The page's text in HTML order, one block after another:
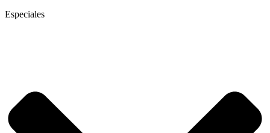
Especiales